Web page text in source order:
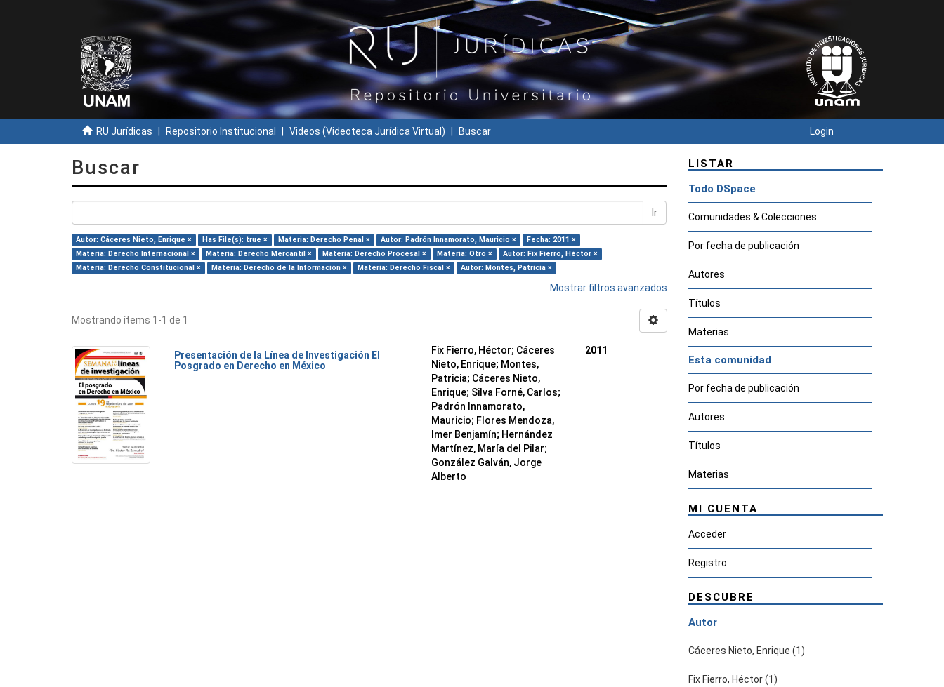
RU Jurídicas Repositorio Institucional Videos (Videoteca Jurídica Virtual) Buscar Login
Buscar
Ir
Autor: Cáceres Nieto, Enrique × Has File(s): true × Materia: Derecho Penal × Autor: Padrón Innamorato, Mauricio ×
Fecha: 2011 ×
Materia: Derecho Internacional ×
Materia: Derecho Mercantil × Materia: Derecho Procesal × Materia: Otro ×
Autor: Fix Fierro, Héctor ×
Materia: Derecho Constitucional ×
Materia: Derecho de la Información × Materia: Derecho Fiscal × Autor: Montes, Patricia ×
Mostrar filtros avanzados
Mostrando ítems 1-1 de 1
Presentación de la Línea de Investigación El
Posgrado en Derecho en México
Fix Fierro, Héctor; Cáceres
Nieto, Enrique; Montes,
Patricia; Cáceres Nieto,
Enrique; Silva Forné, Carlos;
Padrón Innamorato,
Mauricio; Flores Mendoza,
Imer Benjamín; Hernández
Martínez, María del Pilar;
González Galván, Jorge
Alberto
2011
LISTAR
Todo DSpace
Comunidades & Colecciones
Por fecha de publicación
Autores
Títulos
Materias
Esta comunidad
Por fecha de publicación
Autores
Títulos
Materias
MI CUENTA
Acceder
Registro
DESCUBRE
Autor
Cáceres Nieto, Enrique (1)
Fix Fierro, Héctor (1)